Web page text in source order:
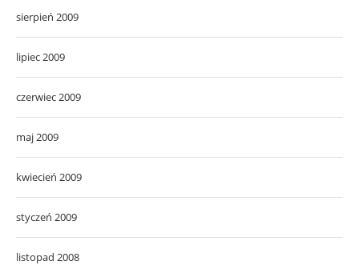
sierpień 2009
lipiec 2009
czerwiec 2009
maj 2009
kwiecień 2009
styczeń 2009
listopad 2008